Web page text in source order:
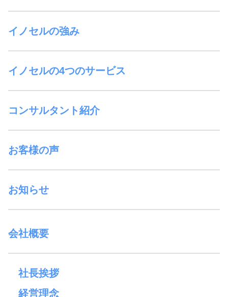
イノセルの強み
イノセルの4つのサービス
コンサルタント紹介
お客様の声
お知らせ
会社概要
社長挨拶
経営理念